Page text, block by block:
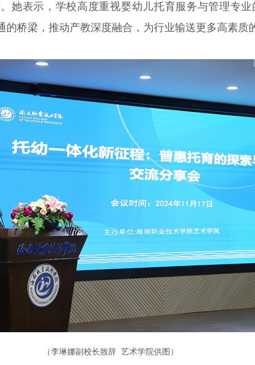
她表示，学校高度重视婴幼儿托育服务与管理专
桥梁，推动产教深度融合，为行业输送更多高素质
（李琳娜副校长致辞 艺术学院供图）